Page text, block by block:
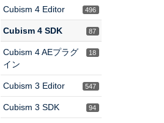
496
Cubism 4 Editor
87
Cubism 4 SDK
18
Cubism 4 AEプラグ
イン
547
Cubism 3 Editor
94
Cubism 3 SDK